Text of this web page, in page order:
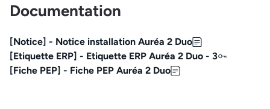
Documentation
[Notice] - Notice installation Auréa 2 Duo
[Etiquette ERP] - Etiquette ERP Auréa 2 Duo - 3
[Fiche PEP] - Fiche PEP Auréa 2 Duo